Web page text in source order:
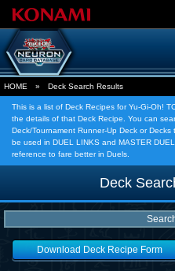
HOME » Deck Search Results
This is a list of Deck Recipes for Yu-Gi-Oh!
the details of that Deck Recipe. You can
Deck/Tournament Runner-Up Deck or
be used in DUEL LINKS and MASTER
reference to fare better in Duels.
Deck
Download Deck Recipe Form